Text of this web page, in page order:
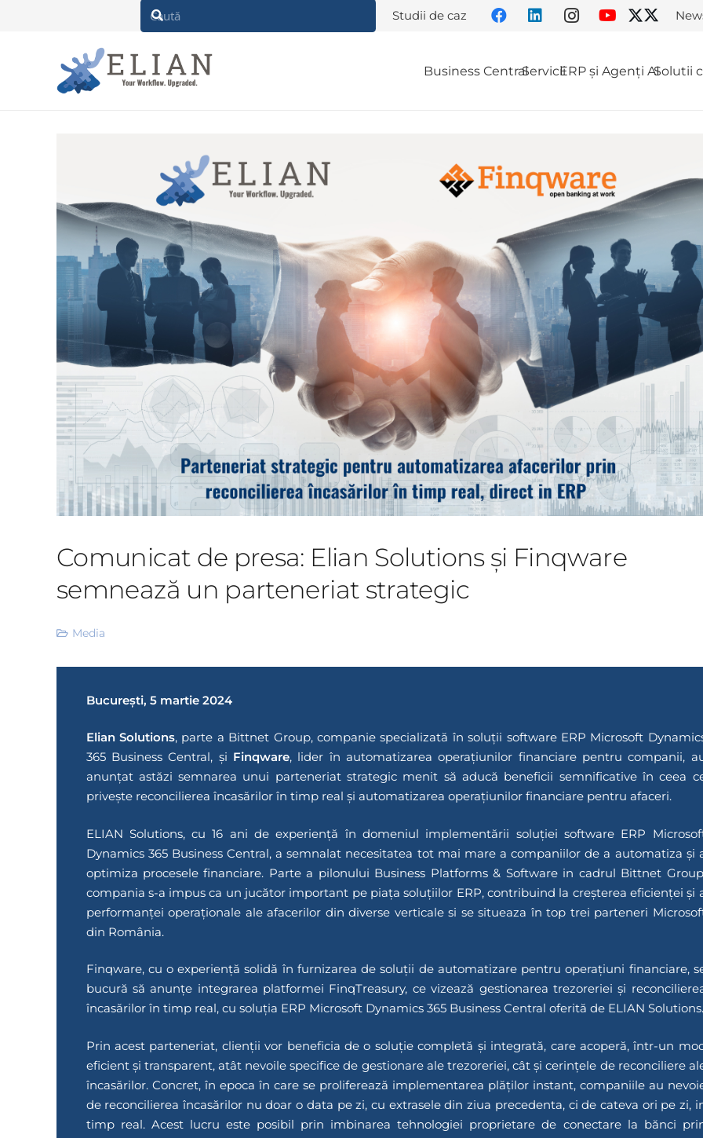
Studii de caz
Business CentralServiciiERP și Agenți AISolutii
Comunicat de presa: Elian Solutions și Finqware
semnează un parteneriat strategic
Media
București, 5 martie 2024
Elian Solutions, parte a Bittnet Group, companie specializată în soluții software ERP Microsoft
365 Business Central, și Finqware, lider în automatizarea operațiunilor financiare pentru companii,
anunțat astăzi semnarea unui parteneriat strategic menit să aducă beneficii semnificative în ceea
privește reconcilierea încasărilor în timp real și automatizarea operațiunilor financiare pentru afaceri.
ELIAN Solutions, cu 16 ani de experiență în domeniul implementării soluției software ERP
Dynamics 365 Business Central, a semnalat necesitatea tot mai mare a companiilor de a automatiza și
optimiza procesele financiare. Parte a pilonului Business Platforms & Software in cadrul Bittnet
compania s-a impus ca un jucător important pe piața soluțiilor ERP, contribuind la creșterea eficienței și
performanței operaționale ale afacerilor din diverse verticale si se situeaza în top trei parteneri
din România.
Finqware, cu o experiență solidă în furnizarea de soluții de automatizare pentru operațiuni financiare,
bucură să anunțe integrarea platformei FinqTreasury, ce vizează gestionarea trezoreriei și
încasărilor în timp real, cu soluția ERP Microsoft Dynamics 365 Business Central oferită de ELIAN Solutions.
Prin acest parteneriat, clienții vor beneficia de o soluție completă și integrată, care acoperă, într-un
eficient și transparent, atât nevoile specifice de gestionare ale trezoreriei, cât și cerințele de reconciliere
încasărilor. Concret, în epoca în care se proliferează implementarea plăților instant, companiile au
de reconcilierea încasărilor nu doar o data pe zi, cu extrasele din ziua precedenta, ci de cateva ori pe zi,
timp real. Acest lucru este posibil prin imbinarea tehnologiei proprietare de conectare la bănci